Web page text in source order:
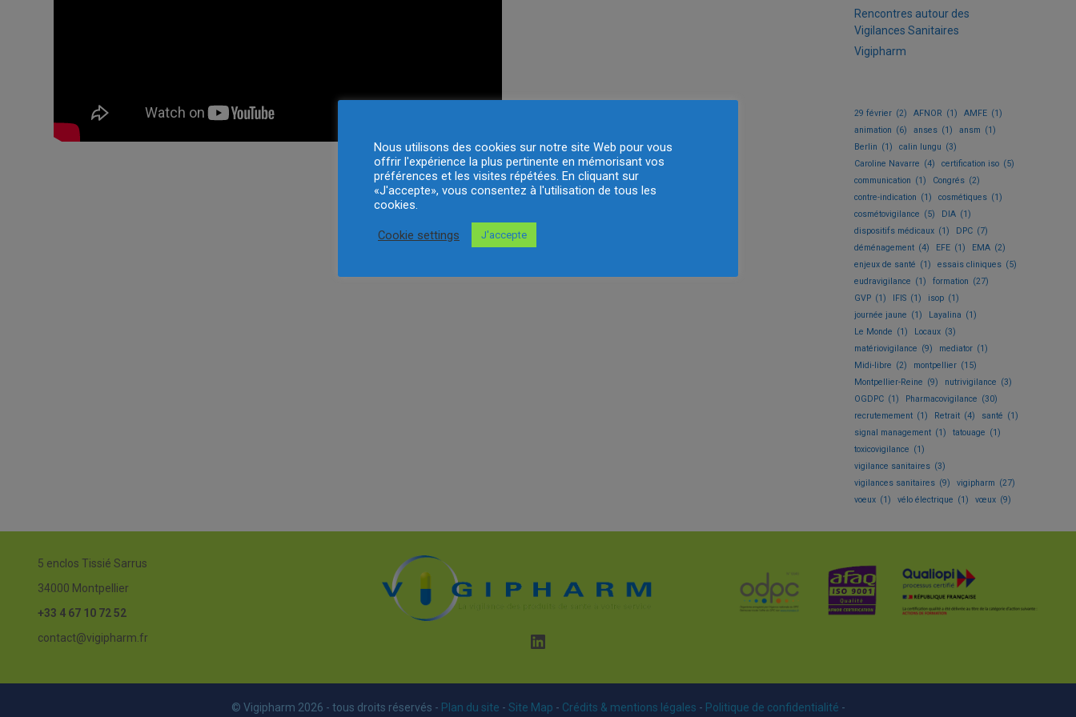
Rencontres autour des
Vigilances Sanitaires
Vigipharm
29 février (2) AFNOR (1) AMFE (1)
animation (6) anses (1) ansm (1)
Berlin (1) calin lungu (3)
Caroline Navarre (4) certification iso (5)
communication (1) Congrés (2)
contre-indication (1) cosmétiques (1)
cosmétovigilance (5) DIA (1)
dispositifs médicaux (1) DPC (7)
déménagement (4) EFE (1) EMA (2)
enjeux de santé (1) essais cliniques (5)
eudravigilance (1) formation (27)
GVP (1) IFIS (1) isop (1)
journée jaune (1) Layalina (1)
Le Monde (1) Locaux (3)
matériovigilance (9) mediator (1)
Midi-libre (2) montpellier (15)
Montpellier-Reine (9) nutrivigilance (3)
OGDPC (1) Pharmacovigilance (30)
recrutemement (1) Retrait (4) santé (1)
signal management (1) tatouage (1)
toxicovigilance (1)
vigilance sanitaires (3)
vigilances sanitaires (9) vigipharm (27)
voeux (1) vélo électrique (1) vœux (9)
5 enclos Tissié Sarrus
34000 Montpellier
+33 4 67 10 72 52
contact@vigipharm.fr
LinkedIn
© Vigipharm 2026 - tous droits réservés - Plan du site - Site Map - Crédits & mentions légales - Politique de confidentialité -
Nous utilisons des cookies sur notre site Web pour vous
offrir l'expérience la plus pertinente en mémorisant vos
préférences et les visites répétées. En cliquant sur
«J'accepte», vous consentez à l'utilisation de tous les
cookies.
Cookie settings J'accepte